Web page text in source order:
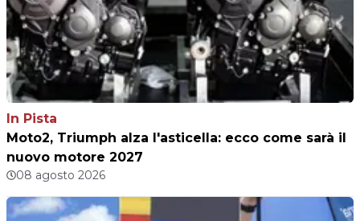
In Pista
Moto2, Triumph alza l'asticella: ecco come sarà il
nuovo motore 2027
08 agosto 2026